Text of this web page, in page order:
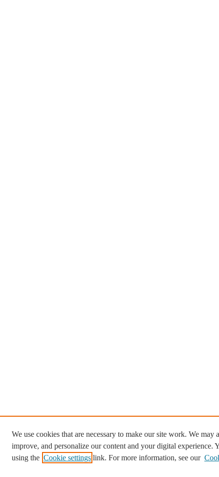
We use cookies that are necessary to make our site work. We may
improve, and personalize our content and your digital experience.
using the Cookie settings link. For more information, see our